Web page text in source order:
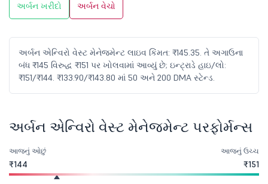
અર્બન ખરીદો અર્બન વેચો
અર્બન એન્વિરો વેસ્ટ મેનેજમેન્ટ લાઇવ કિંમત: ₹145.35. તે અગાઉના
બંધ ₹145 વિરુદ્ધ ₹151 પર ખોલવામાં આવ્યું છે; ઇન્ટ્રાડે હાઇ/લો:
₹151/₹144. ₹133.90/₹143.80 માં 50 અને 200 DMA સ્ટેન્ડ.
અર્બન એન્વિરો વેસ્ટ મેનેજમેન્ટ પરફોર્મન્સ
આજનું ઓછું
₹144
આજનું ઉચ્ચ
₹151